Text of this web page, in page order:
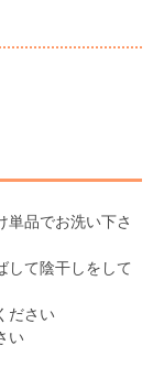
品でお洗い下さ
して陰干しをして
ださい
い